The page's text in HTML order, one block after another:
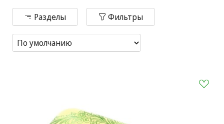
прачечных)
Разделы Фильтры